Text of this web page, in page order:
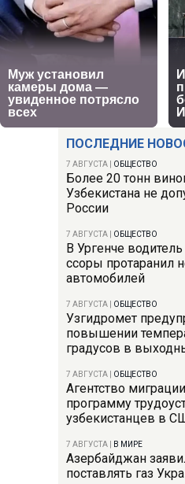
ПОСЛЕДНИЕ
7 АВГУСТА ОБЩЕСТВО
Более 20 тонн
Узбекистана не
России
7 АВГУСТА ОБЩЕСТВО
В Ургенче
ссоры протаранил
автомобилей
7 АВГУСТА ОБЩЕСТВО
Узгидромет
повышении
градусов в
7 АВГУСТА ОБЩЕСТВО
Агентство
программу
узбекистанцев в
7 АВГУСТА В МИРЕ
Азербайджан
поставлять газ